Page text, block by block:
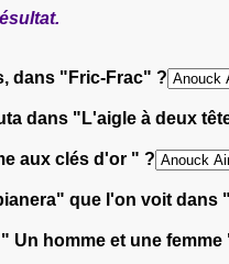
dans "Fric-Frac" ?
dans "L'aigle à deux
aux clés d'or " ?
que l'on voit dans
Un homme et une femme